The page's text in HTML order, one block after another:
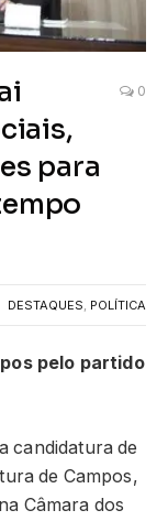
para
0
DESTAQUES, POLÍTICA
pelo partido
candidatura de
de Campos,
Câmara dos